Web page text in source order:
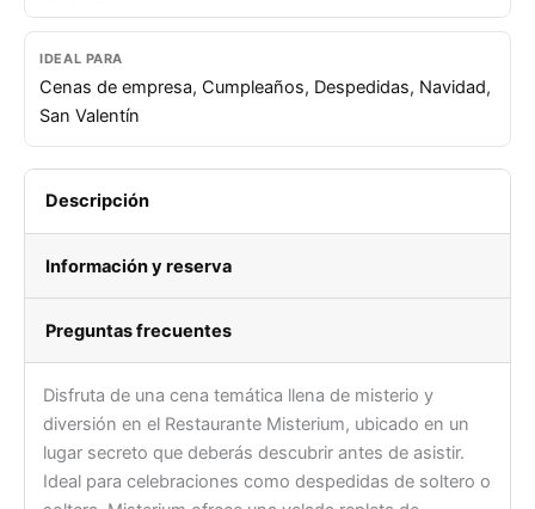
IDEAL PARA
Cenas de empresa, Cumpleaños, Despedidas, Navidad,
San Valentín
Descripción
Información y reserva
Preguntas frecuentes
Disfruta de una cena temática llena de misterio y
diversión en el Restaurante Misterium, ubicado en un
lugar secreto que deberás descubrir antes de asistir.
Ideal para celebraciones como despedidas de soltero o